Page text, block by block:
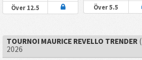
Över 12.5
Över 5.5
TOURNOI MAURICE REVELLO TRENDER
2026